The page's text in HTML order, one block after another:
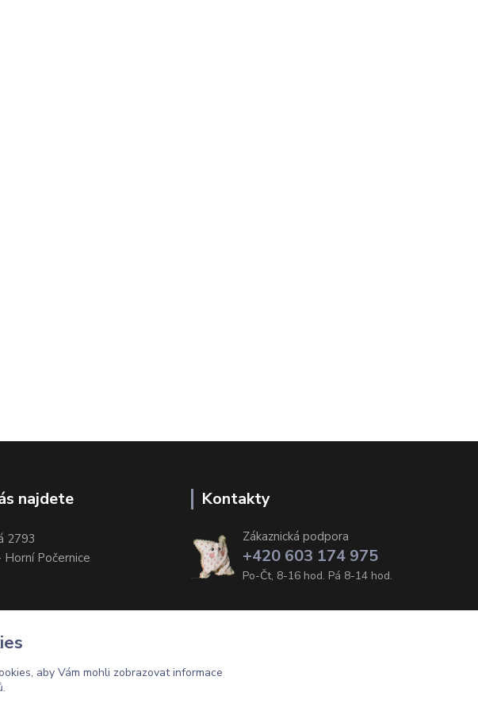
najdete
2793
Horní Počernice
Kontakty
Zákaznická podpora
+420 603 174 975
Po-Čt, 8-16 hod. Pá 8-14 hod.
aby Vám mohli zobrazovat informace